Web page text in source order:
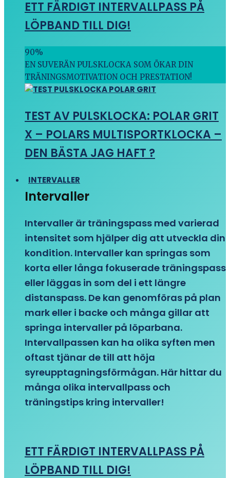
ETT FÄRDIGT INTERVALLPASS PÅ
LÖPBAND TILL DIG!
90%
EN SUVERÄN PULSKLOCKA SOM ÖKAR DIN
TRÄNINGSMOTIVATION OCH PRESTATION!
TEST AV PULSKLOCKA: POLAR GRIT
X – POLARS MULTISPORTKLOCKA –
DEN BÄSTA JAG HAFT ?
INTERVALLER
Intervaller
Intervaller är träningspass med varierad
intensitet som hjälper dig att utveckla din
kondition. Intervaller kan springas som
korta eller långa fokuserade träningspass
eller läggas in som del i ett längre
distanspass. De kan genomföras på plan
mark eller i backe och många gillar att
springa intervaller på löparbana.
Intervallpassen kan ha olika syften men
oftast tjänar de till att höja
syreupptagningsförmågan. Här hittar du
många olika intervallpass och
träningstips kring intervaller!
ETT FÄRDIGT INTERVALLPASS PÅ
LÖPBAND TILL DIG!